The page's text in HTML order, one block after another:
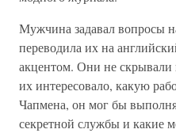
Мужчина задавал вопросы
переводила их на
акцентом. Они не скрывали
их интересовало, какую
Чапмена, он мог бы
секретной службы и какие